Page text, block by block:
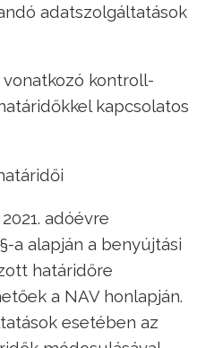
adatszolgáltatások
vonatkozó kontroll-
kapcsolatos
adóévre
a alapján a benyújtási
határidőre
a NAV honlapján.
esetében az